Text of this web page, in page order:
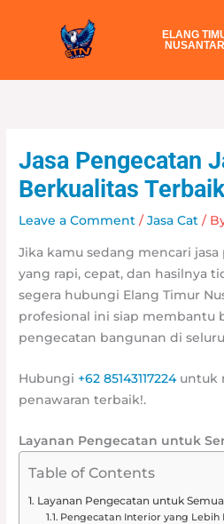
ELANG
Jasa Pengecatan
Berkualitas
Leave a Comment /Jasa Cat /
Jika kamu sedang mencari
yang rapi, cepat, dan hasilnya
segera hubungi Elang Timur
profesional ini siap membantu
pengecatan bangunan di
Hubungi +62 85143117224untuk
penawaran terbaik!.
Layanan Pengecatan untuk
Table of Contents
Layanan Pengecatan untuk
Pengecatan Interior yang Lebih